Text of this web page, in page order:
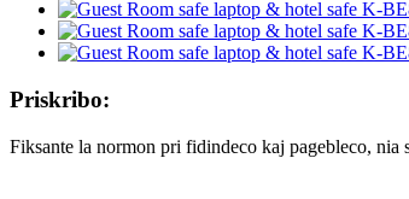
Priskribo:
Fiksante la normon pri fidindeco kaj pagebleco, nia